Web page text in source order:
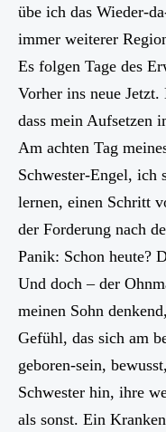
übe ich das Wieder-
immer weiterer
Es folgen Tage des
Vorher ins neue Jetzt.
dass mein Aufsetzen
Am achten Tag
Schwester-Engel, ich
lernen, einen Schritt
der Forderung nach
Panik: Schon heute?
Und doch – der
meinen Sohn
Gefühl, das sich am
geboren-sein,
Schwester hin, ihre
als sonst. Ein